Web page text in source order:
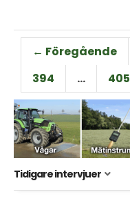
← Föregående
394
… 405
Tidigare intervjuer